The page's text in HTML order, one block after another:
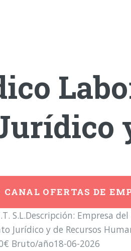
CANAL OFERTAS DE
S.L.Descripción:
y de Recursos
Bruto/año18-06-2026